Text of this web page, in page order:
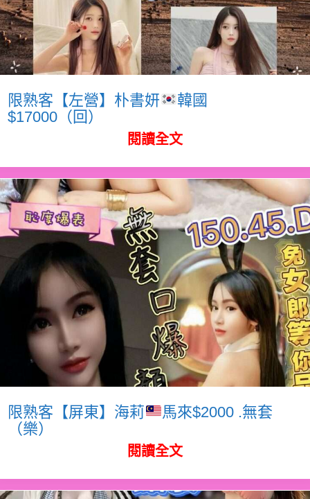
限熟客【左營】朴書妍
韓國
$17000（回）
閱讀全文
限熟客【屏東】海莉
馬來$2000 .無套
（樂）
閱讀全文